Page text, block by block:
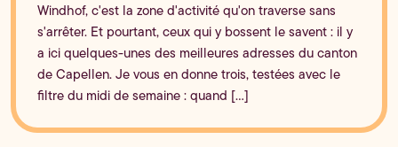
Windhof, c'est la zone d'activité qu'on traverse sans
s'arrêter. Et pourtant, ceux qui y bossent le savent : il y
a ici quelques-unes des meilleures adresses du canton
de Capellen. Je vous en donne trois, testées avec le
filtre du midi de semaine : quand [...]